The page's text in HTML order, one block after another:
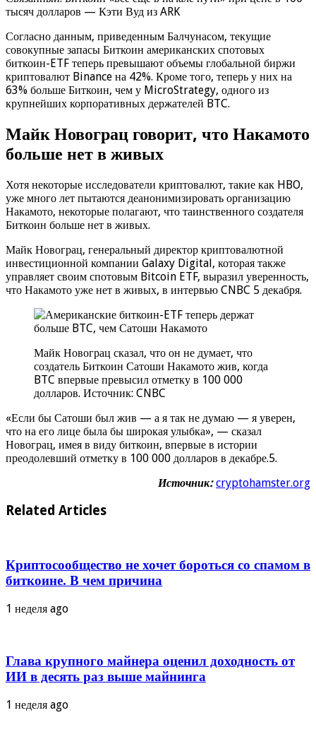
тысяч долларов — Кэти Вуд из ARK
Согласно данным, приведенным Балчунасом, текущие
совокупные запасы Биткоин американских спотовых
биткоин-ETF теперь превышают объемы глобальной биржи
криптовалют Binance на 42%. Кроме того, теперь у них на
63% больше Биткоин, чем у MicroStrategy, одного из
крупнейших корпоративных держателей BTC.
Майк Новограц говорит, что Накамото
больше нет в живых
Хотя некоторые исследователи криптовалют, такие как HBO,
уже много лет пытаются деанонимизировать организацию
Накамото, некоторые полагают, что таинственного создателя
Биткоин больше нет в живых.
Майк Новограц, генеральный директор криптовалютной
инвестиционной компании Galaxy Digital, которая также
управляет своим спотовым Bitcoin ETF, выразил уверенность,
что Накамото уже нет в живых, в интервью CNBC 5 декабря.
Майк Новограц сказал, что он не думает, что
создатель Биткоин Сатоши Накамото жив, когда
BTC впервые превысил отметку в 100 000
долларов. Источник: CNBC
«Если бы Сатоши был жив — а я так не думаю — я уверен,
что на его лице была бы широкая улыбка», — сказал
Новограц, имея в виду биткоин, впервые в истории
преодолевший отметку в 100 000 долларов в декабре.5.
Источник: cryptohamster.org
Related Articles
Криптосообщество не хочет бороться со спамом в
биткоине. В чем причина
1 неделя ago
Глава крупного майнера оценил доходность от
ИИ в десять раз выше майнинга
1 неделя ago